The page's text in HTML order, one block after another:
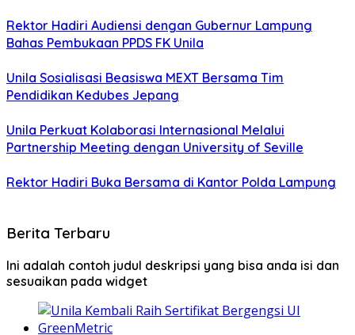
Rektor Hadiri Audiensi dengan Gubernur Lampung
Bahas Pembukaan PPDS FK Unila
Unila Sosialisasi Beasiswa MEXT Bersama Tim
Pendidikan Kedubes Jepang
Unila Perkuat Kolaborasi Internasional Melalui
Partnership Meeting dengan University of Seville
Rektor Hadiri Buka Bersama di Kantor Polda Lampung
Berita Terbaru
Ini adalah contoh judul deskripsi yang bisa anda isi dan
sesuaikan pada widget